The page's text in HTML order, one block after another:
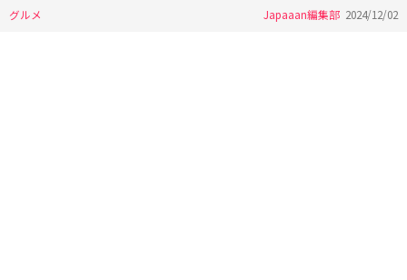
グルメ Japaaan編集部 2024/12/02